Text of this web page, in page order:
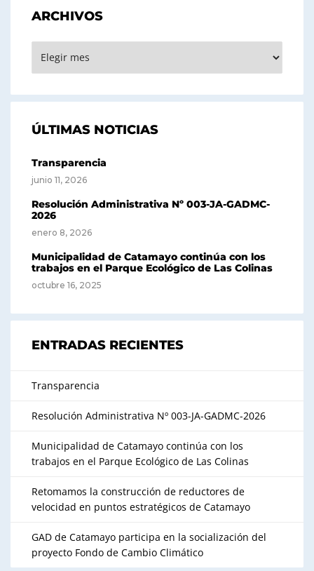
ARCHIVOS
ÚLTIMAS NOTICIAS
Transparencia
junio 11, 2026
Resolución Administrativa Nº 003-JA-GADMC-
2026
enero 8, 2026
Municipalidad de Catamayo continúa con los
trabajos en el Parque Ecológico de Las Colinas
octubre 16, 2025
ENTRADAS RECIENTES
Transparencia
Resolución Administrativa Nº 003-JA-GADMC-2026
Municipalidad de Catamayo continúa con los
trabajos en el Parque Ecológico de Las Colinas
Retomamos la construcción de reductores de
velocidad en puntos estratégicos de Catamayo
GAD de Catamayo participa en la socialización del
proyecto Fondo de Cambio Climático